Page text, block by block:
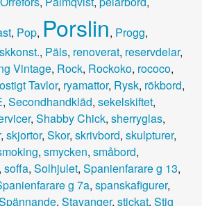
, Pop, Porslin, Progg,
, Päls, renoverat, reservdelar,
Vintage, Rock, Rockoko, rococo,
Tavlor, ryamattor, Rysk, rökbord,
, Secondhandkläd, sekelskiftet,
, Shabby Chick, sherryglas,
, skjortor, Skor, skrivbord, skulpturer,
, smycken, småbord,
, soffa, Solhjulet, Spanienfarare g 13,
g 7a, spanskafigurer,
, Stavanger, stickat, Stig